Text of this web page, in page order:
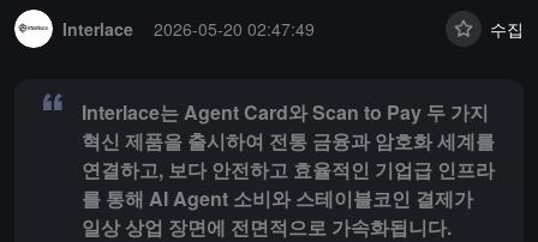
Interlace
2026-05-20 02:47:49 수집
Interlace는 Agent Card와 Scan to Pay 두 가지
혁신 제품을 출시하여 전통 금융과 암호화 세계를
연결하고, 보다 안전하고 효율적인 기업급 인프라
를 통해 AI Agent 소비와 스테이블코인 결제가
일상 상업 장면에 전면적으로 가속화됩니다.